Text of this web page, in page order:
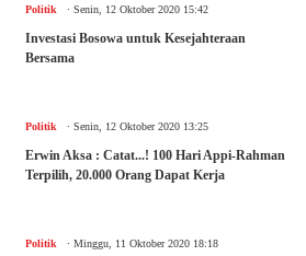
Politik Senin, 12 Oktober 2020 15:42
Investasi Bosowa untuk Kesejahteraan
Bersama
Politik Senin, 12 Oktober 2020 13:25
Erwin Aksa : Catat...! 100 Hari Appi-Rahman
Terpilih, 20.000 Orang Dapat Kerja
Politik Minggu, 11 Oktober 2020 18:18